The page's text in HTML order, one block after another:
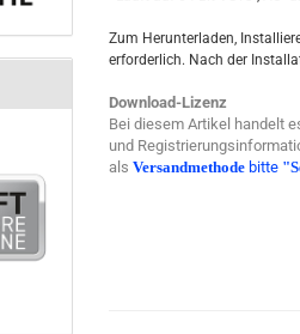
Zum Herunterladen,
erforderlich. Nach der
Download-Lizenz
Bei diesem Artikel handelt
und
als Versandmethodebitte